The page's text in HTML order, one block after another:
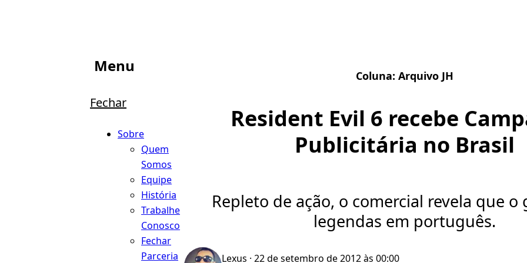
Menu
Fechar
Sobre
Quem
Somos
Equipe
História
Trabalhe
Conosco
Fechar
Parceria
Coluna: Arquivo JH
Resident Evil 6 recebe
Publicitária no Brasil
Repleto de ação, o comercial revela que o
legendas em português.
Lexus · 22 de setembro de 2012 às 00:00